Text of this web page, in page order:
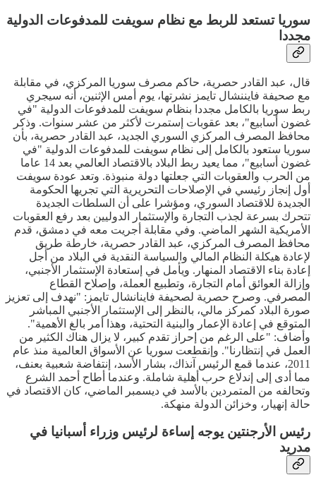
سوريا تستعد للربط مع نظام سويفت للمدفوعات الدولية
مجددا
قال، عبد القادر حصرية، حاكم مصرف سوريا المركزي، في مقابلة
مع صحيفة فايننشال تايمز نشرتها، يوم أمس الإثنين، أنه سيجري
ربط سوريا بالكامل مجددا بنظام سويفت للمدفوعات الدولية "في
غضون أسابيع"، بعد عقوبات إستمرت لأكثر من عشر سنوات. وذكر
محافظ المصرف المركزي السوري الجديد، عبد القادر حصرية، بأن
سوريا ستعود بالكامل إلى نظام سويفت للمدفوعات الدولية "في
غضون أسابيع"، مما يعيد ربط البلاد بالاقتصاد العالمي بعد 14 عاما
من الحرب والعقوبات التي جعلتها دولة منبوذة. وتعد عودة سويفت
أول إنجاز رئيسي في الإصلاحات التحريرية التي تجريها الحكومة
الجديدة للاقتصاد السوري، ومؤشرا على أن السلطات الجديدة
تتحرك بسرعة لجذب التجارة والإستثمار الدوليين بعد رفع العقوبات
الأمريكية الشهر الماضي. وفي مقابلة أجريت معه في دمشق، قدم
محافظ المصرف المركزي، عبد القادر حصرية، خارطة طريق
لإعادة هيكلة النظام المالي والسياسة النقدية في البلاد من أجل
إعادة بناء الاقتصاد المنهار. ويأمل في إستعادة الإستثمار الأجنبي،
وإزالة العوائق أمام التجارة، وتطبيع العملة، وإصلاح القطاع
المصرفي. وصرح حصرية لصحيفة فاينانشال تايمز: "نهدف إلى تعزيز
صورة البلاد كمركز مالي، بالنظر إلى الإستثمار الأجنبي المباشر
المتوقع في إعادة الإعمار والبنية التحتية، وهذا أمر بالغ الأهمية".
وأضاف: "على الرغم من إحراز تقدم كبير، لا يزال هناك الكثير من
العمل في إنتظارنا". وإنقطعت سوريا عن الأسواق العالمية منذ عام
2011، عندما قمع الرئيس آنذاك، بشار الأسد، إنتفاضة شعبية بعنف،
مما أدى إلى إندلاع حرب أهلية شاملة. وعندما أطاح أحمد الشرع
وتحالفه من المتمردين بالأسد في ديسمبر الماضي، كان الاقتصاد في
حالة إنهيار، وخزائن الدولة منهكة.
رئيس الأرجنتين يوجه إساءة لرئيس وزراء أسبانيا في
مدريد